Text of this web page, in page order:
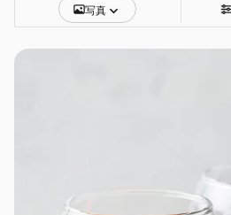
写真